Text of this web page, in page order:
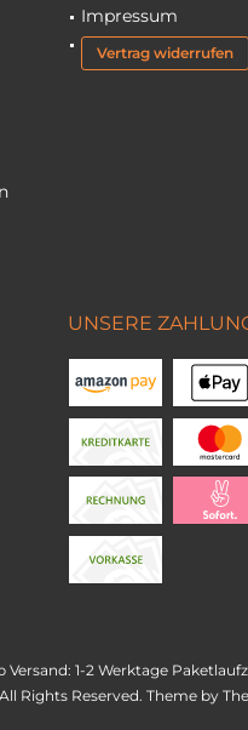
Impressum
Vertrag widerrufen
UNSERE
Versand: 1-2 Werktage
Rights Reserved. Theme by